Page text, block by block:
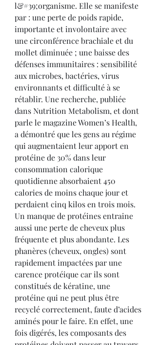
l&#39;organisme. Elle se manifeste
par : une perte de poids rapide,
importante et involontaire avec
une circonférence brachiale et du
mollet diminuée ; une baisse des
défenses immunitaires : sensibilité
aux microbes, bactéries, virus
environnants et difficulté à se
rétablir. Une recherche, publiée
dans Nutrition Metabolism, et dont
parle le magazine Women’s Health,
a démontré que les gens au régime
qui augmentaient leur apport en
protéine de 30% dans leur
consommation calorique
quotidienne absorbaient 450
calories de moins chaque jour et
perdaient cinq kilos en trois mois.
Un manque de protéines entraine
aussi une perte de cheveux plus
fréquente et plus abondante. Les
phanères (cheveux, ongles) sont
rapidement impactées par une
carence protéique car ils sont
constitués de kératine, une
protéine qui ne peut plus être
recyclé correctement, faute d’acides
aminés pour le faire. En effet, une
fois digérés, les composants des